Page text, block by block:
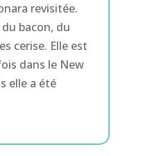
revisitée.
bacon, du
cerise. Elle est
dans le New
elle a été